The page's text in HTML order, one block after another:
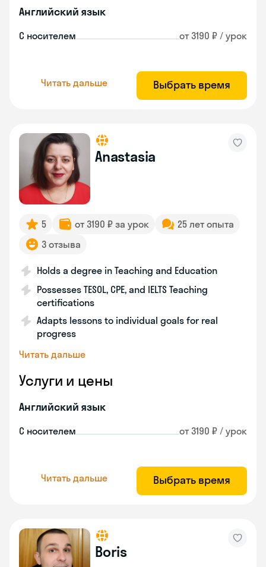
Английский язык
С носителем от 3190 ₽ / урок
Читать дальше Выбрать время
Anastasia
5 от 3190 ₽ за урок
25 лет опыта
3 отзыва
Holds a degree in Teaching and Education
Possesses TESOL, CPE, and IELTS Teaching
certifications
Adapts lessons to individual goals for real
progress
Читать дальше
Услуги и цены
Английский язык
С носителем от 3190 ₽ / урок
Читать дальше Выбрать время
Boris